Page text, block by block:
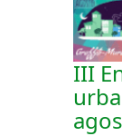
III